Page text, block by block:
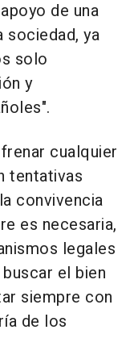
de una
sociedad, ya
solo
y
cualquier
tentativas
convivencia
es necesaria,
legales
el bien
siempre con
de los